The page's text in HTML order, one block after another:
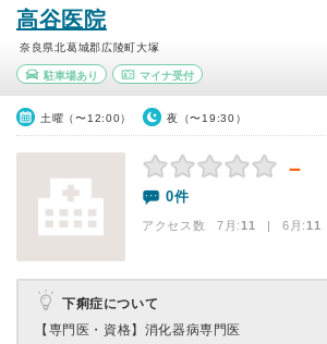
高谷医院
奈良県北葛城郡広陵町大塚
駐車場あり マイナ受付
土曜（〜12:00） 夜（〜19:30）
－
0件
アクセス数 7月:11 | 6月:11
下痢症について
【専門医・資格】 消化器病専門医